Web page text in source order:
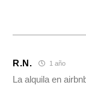
R.N. 1 año
La alquila en